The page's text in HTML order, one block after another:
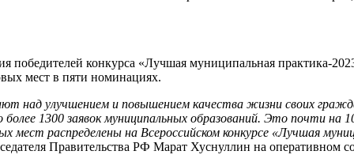
победителей конкурса «Лучшая муниципальная практика-
мест в пяти номинациях.
над улучшением и повышением качества жизни своих
более 1300 заявок муниципальных образований. Это почти
мест распределены на Всероссийском конкурсе «Лучшая
Правительства РФ Марат Хуснуллин на оперативном